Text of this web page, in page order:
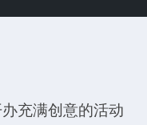
充满创意的活动